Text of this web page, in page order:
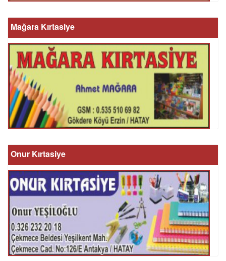
Mağara Kırtasiye
Onur Kırtasiye